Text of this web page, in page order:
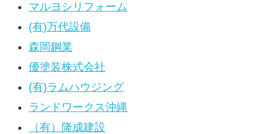
マルヨシリフォーム
(有)万代設備
森岡鋼業
優塗装株式会社
(有)ラムハウジング
ランドワークス沖縄
（有）隆成建設